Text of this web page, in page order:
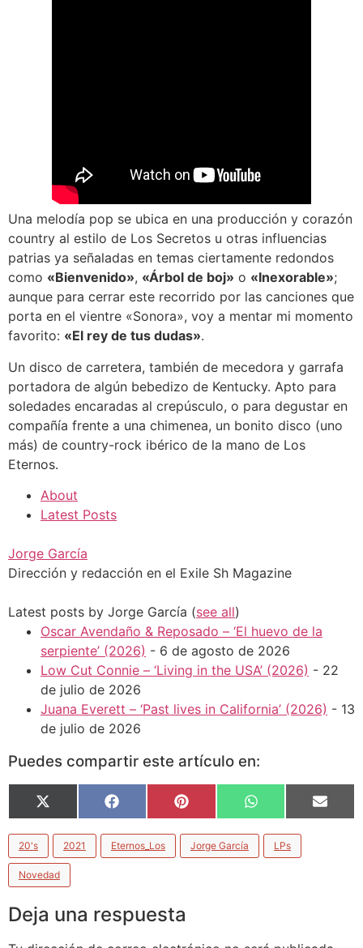
Una melodía pop se ubica en una producción y corazón
country al estilo de Los Secretos u otras influencias
patrias ya señaladas en temas ciertamente redondos
como «Bienvenido», «Árbol de boj» o «Inexorable»;
aunque para cerrar este recorrido por las canciones que
porta en el vientre «Sonora», voy a mentar mi momento
favorito: «El rey de tus dudas».
Un disco de carretera, también de mecedora y garrafa
portadora de algún bebedizo de Kentucky. Apto para
soledades encaradas al crepúsculo, o para degustar en
compañía frente a una chimenea, un bonito disco (uno
más) de country-rock ibérico de la mano de Los
Eternos.
About
Latest Posts
Jorge García
Dirección y redacción en el Exile Sh Magazine
Latest posts by Jorge García (see all)
Oscar Avendaño & Reposado – ‘El huevo de la
serpiente’ (2026) - 6 de agosto de 2026
Low Cut Connie – ‘Living in the USA’ (2026) - 22
de julio de 2026
Juana Everett – ‘Past lives in California’ (2026) - 13
de julio de 2026
Puedes compartir este artículo en:
X
(Twitter)
Facebook Pinterest WhatsApp Email
20's 2021 Eternos_Los Jorge García LPs
Novedad
Deja una respuesta